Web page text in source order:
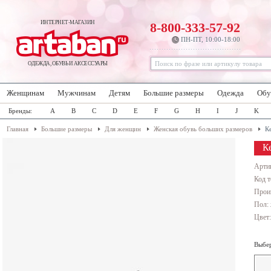
ИНТЕРНЕТ-МАГАЗИН
ОДЕЖДА, ОБУВЬ И АКСЕССУАРЫ
8-800-333-57-92
ПН-ПТ, 10:00-18:00
Женщинам Мужчинам Детям Большие размеры Одежда
Бренды: A B C D E F G H I J K
Главная Большие размеры Для женщин Женская обувь больших размеров
Код
Пол: